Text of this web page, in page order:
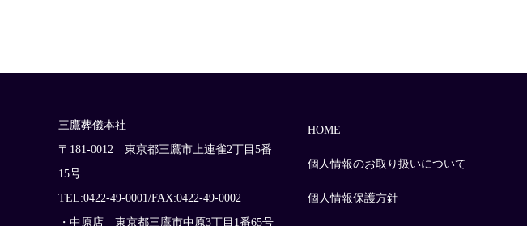
三鷹葬儀本社
〒181-0012 東京都三鷹市上連雀2丁目5番
15号
TEL:0422-49-0001/FAX:0422-49-0002
・中原店 東京都三鷹市中原3丁目1番65号
HOME
個人情報のお取り扱いについて
個人情報保護方針